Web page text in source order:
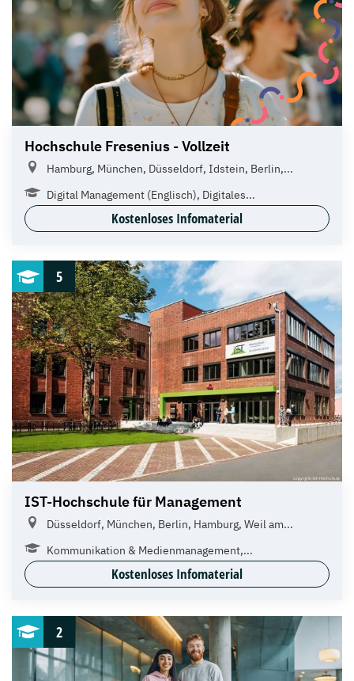
Hochschule Fresenius - Vollzeit
Hamburg, München, Düsseldorf, Idstein, Berlin,...
Digital Management (Englisch), Digitales...
Kostenloses Infomaterial
5
IST-Hochschule für Management
Düsseldorf, München, Berlin, Hamburg, Weil am...
Kommunikation & Medienmanagement,...
Kostenloses Infomaterial
2